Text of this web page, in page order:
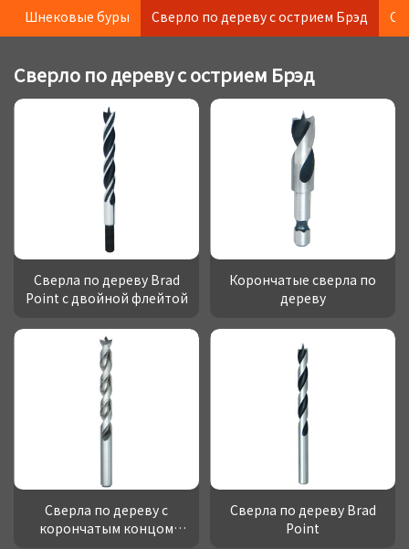
Шнековые буры Сверло по дереву с острием Брэд
Сверло по дереву с острием Брэд
Сверла по дереву Brad
Point с двойной флейтой
Корончатые сверла по
дереву
Сверла по дереву с
корончатым концом
Сверла по дереву Brad
Point